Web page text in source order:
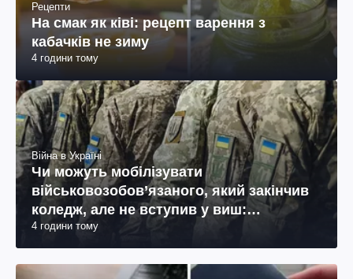
Рецепти
На смак як ківі: рецепт варення з
кабачків не зиму
4 години тому
Війна в Україні
Чи можуть мобілізувати
військовозобов’язаного, який закінчив
коледж, але не вступив у виш:
пояснення юриста
4 години тому